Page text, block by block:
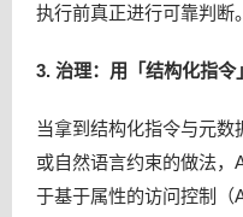
执行前真正进行可靠判断。
3. 治理：用「结构化指
当拿到结构化指令与元数
或自然语言约束的做法，
于基于属性的访问控制（